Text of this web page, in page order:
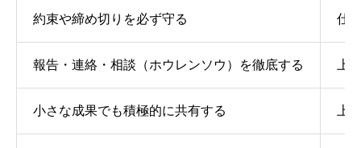
約束や締め切りを必ず守る 仕
報告・連絡・相談（ホウレンソウ）を徹底する 上
小さな成果でも積極的に共有する 上